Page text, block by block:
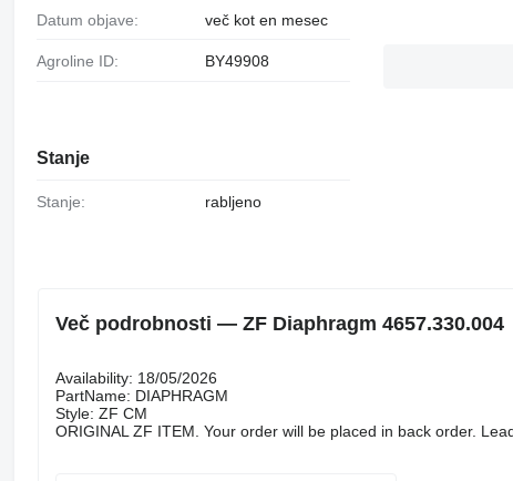
Datum objave: več kot en mesec
Agroline ID: BY49908
Stanje
Stanje: rabljeno
Več podrobnosti — ZF Diaphragm 4657.330.004
Availability: 18/05/2026
PartName: DIAPHRAGM
Style: ZF CM
ORIGINAL ZF ITEM. Your order will be placed in back order.